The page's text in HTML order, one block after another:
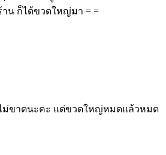
น ก็ได้ขวดใหญ่มา = =
ไม่ขาดนะคะ แต่ขวดใหญ่หมดแล้วหมด